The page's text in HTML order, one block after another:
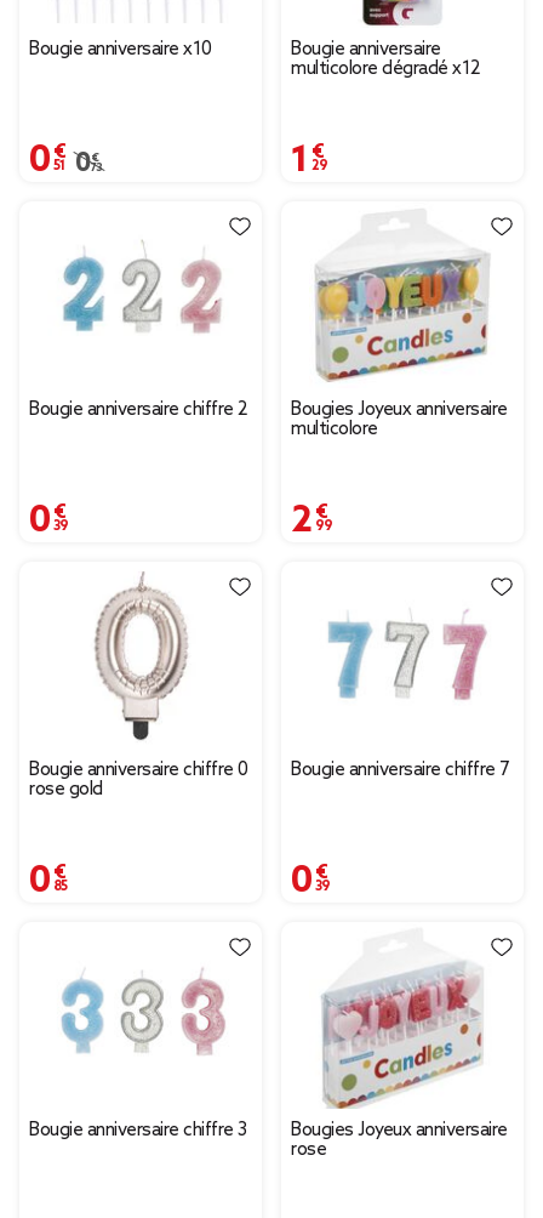
Bougie anniversaire x10
0,51 €
Prix remisé de 0,73 € à 0,51 €
0,73 €
Bougie anniversaire
multicolore dégradé x12
1,29 €
Bougie anniversaire chiffre 2
0,39 €
Bougies Joyeux anniversaire
multicolore
2,99 €
Bougie anniversaire chiffre 0
rose gold
0,85 €
Bougie anniversaire chiffre 7
0,39 €
Bougie anniversaire chiffre 3
Bougies Joyeux anniversaire
rose